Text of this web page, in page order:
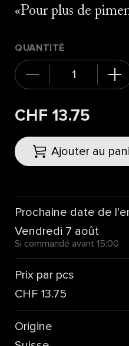
Pour plus de
QUANTITÉ
CHF 13.75
Ajouter au
Prochaine date de
Vendredi 7 août
Si commandé avant 15:00
Prix par pcs
CHF 13.75
Origine